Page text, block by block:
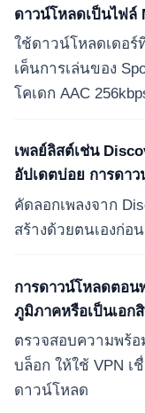
ดาวน์โหลดเป็นไฟล์
ใช้ดาวน์โหลดเดอร์
เค็นการเล่นของ
โคเดก AAC
เพลย์ลิสต์เช่น
อัปเดตบ่อย การดาว
คัดลอกเพลงจาก
สร้างด้วยตนเองก่อ
การดาวน์โหลดตอน
ภูมิภาคหรือเป็นเอก
ตรวจสอบความพร้
บล็อก ให้ใช้ VPN
ดาวน์โหลด